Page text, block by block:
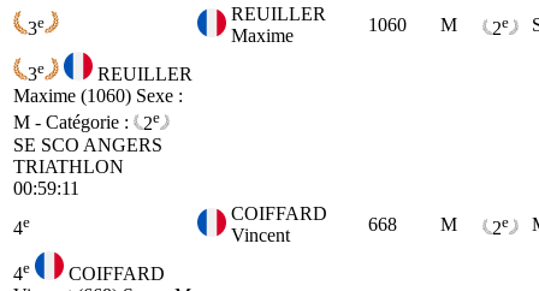
3e
REUILLER
Maxime
1060 M 2e
3e
REUILLER
Maxime (1060) Sexe :
M - Catégorie :
2e
SE SCO ANGERS
TRIATHLON
00:59:11
4e
COIFFARD
Vincent
668 M 2e
4e
COIFFARD